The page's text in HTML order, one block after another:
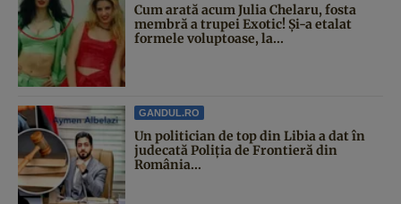
Cum arată acum Julia Chelaru, fosta
membră a trupei Exotic! Și-a etalat
formele voluptoase, la...
GANDUL.RO
Un politician de top din Libia a dat în
judecată Poliția de Frontieră din
România...